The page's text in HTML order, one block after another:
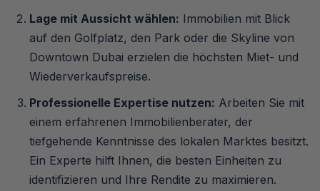
Lage mit Aussicht wählen: Immobilien mit Blick
auf den Golfplatz, den Park oder die Skyline von
Downtown Dubai erzielen die höchsten Miet- und
Wiederverkaufspreise.
Professionelle Expertise nutzen: Arbeiten Sie mit
einem erfahrenen Immobilienberater, der
tiefgehende Kenntnisse des lokalen Marktes besitzt.
Ein Experte hilft Ihnen, die besten Einheiten zu
identifizieren und Ihre Rendite zu maximieren.